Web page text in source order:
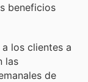
beneficios
los clientes a
las
de